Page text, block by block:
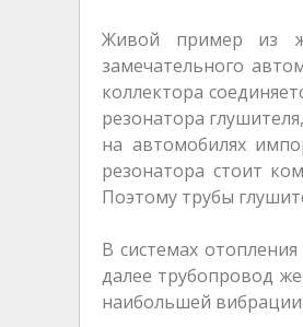
Живой пример из
замечательного
коллектора
резонатора
на автомобилях
резонатора стоит
Поэтому трубы
В системах
далее трубопровод
наибольшей